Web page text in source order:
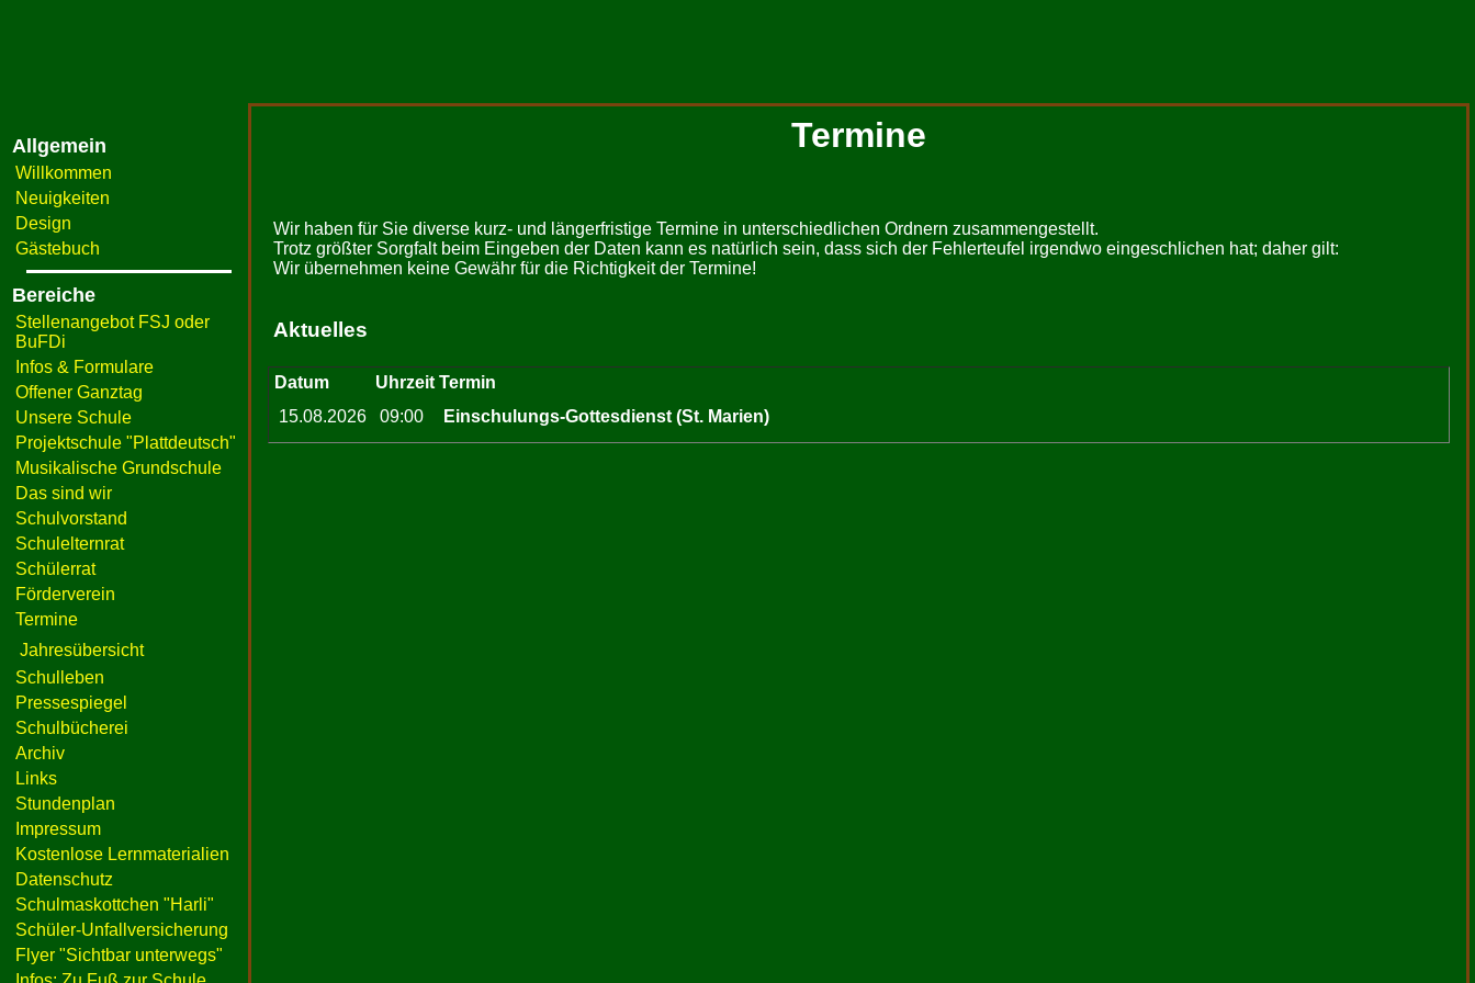
Allgemein
Willkommen
Neuigkeiten
Design
Gästebuch
Bereiche
Stellenangebot FSJ oder
BuFDi
Infos & Formulare
Offener Ganztag
Unsere Schule
Projektschule "Plattdeutsch"
Musikalische Grundschule
Das sind wir
Schulvorstand
Schulelternrat
Schülerrat
Förderverein
Termine
Jahresübersicht
Schulleben
Pressespiegel
Schulbücherei
Archiv
Links
Stundenplan
Impressum
Kostenlose Lernmaterialien
Datenschutz
Schulmaskottchen "Harli"
Schüler-Unfallversicherung
Flyer "Sichtbar unterwegs"
Termine
Wir haben für Sie diverse kurz- und längerfristige Termine in unterschiedlichen Ordnern zusammengestellt.
Trotz größter Sorgfalt beim Eingeben der Daten kann es natürlich sein, dass sich der Fehlerteufel irgendwo eingeschlichen hat; daher gilt:
Wir übernehmen keine Gewähr für die Richtigkeit der Termine!
Aktuelles
Datum Uhrzeit Termin
15.08.2026
09:00 Einschulungs-Gottesdienst (St. Marien)